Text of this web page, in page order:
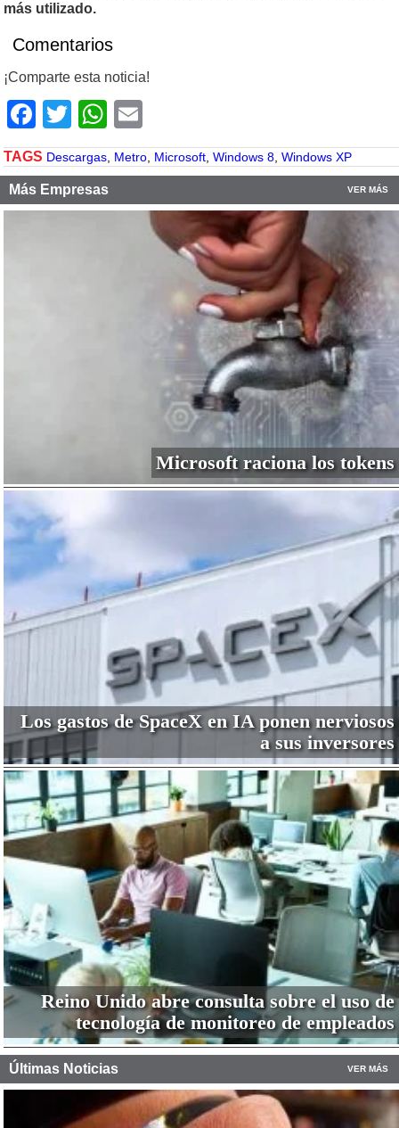
más utilizado.
Comentarios
¡Comparte esta noticia!
Facebook
TwitterWhatsApp
TAGS Descargas, Metro, Microsoft, Windows 8, Windows XP
Más Empresas VER MÁS
Microsoft raciona los tokens
Los gastos de SpaceX en IA ponen nerviosos
a sus inversores
Reino Unido abre consulta sobre el uso de
tecnología de monitoreo de empleados
Últimas Noticias VER MÁS